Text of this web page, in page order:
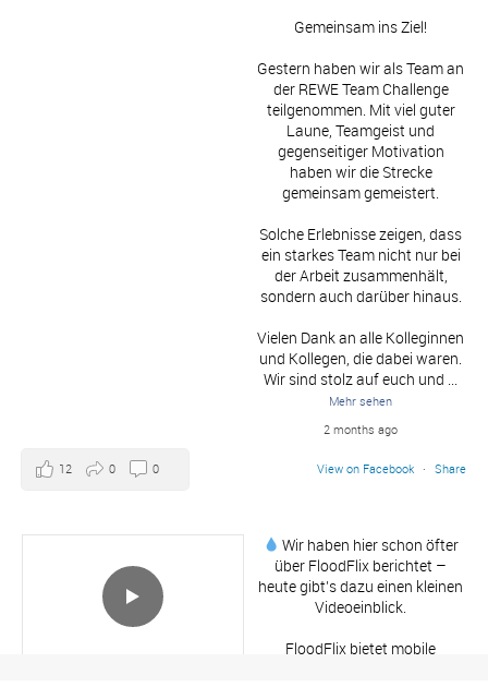
Gemeinsam ins Ziel!
Gestern haben wir als Team an
der REWE Team Challenge
teilgenommen. Mit viel guter
Laune, Teamgeist und
gegenseitiger Motivation
haben wir die Strecke
gemeinsam gemeistert.
Solche Erlebnisse zeigen, dass
ein starkes Team nicht nur bei
der Arbeit zusammenhält,
sondern auch darüber hinaus.
Vielen Dank an alle Kolleginnen
und Kollegen, die dabei waren.
Wir sind stolz auf euch und
Mehr sehen
2 months ago
View on Facebook · Share
12 0 0
Wir haben hier schon öfter
über FloodFlix berichtet –
heute gibt’s dazu einen kleinen
Videoeinblick.
FloodFlix bietet mobile